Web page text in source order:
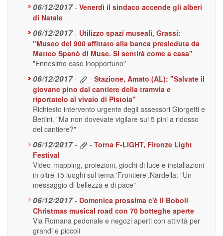
06/12/2017 - Venerdì il sindaco accende gli alberi
di Natale
06/12/2017 - Utilizzo spazi museali, Grassi:
"Museo del 900 affittato alla banca presieduta da
Matteo Spanò di Muse. Si sentirà come a casa"
"Ennesimo caso inopportuno"
06/12/2017 - - Stazione, Amato (AL): "Salvate il
giovane pino dal cantiere della tramvia e
riportatelo al vivaio di Pistoia"
Richiesto intervento urgente degli assessori Giorgetti e
Bettini. "Ma non dovevate vigilare sui 5 pini a ridosso
del cantiere?"
06/12/2017 - - Torna F-LIGHT, Firenze Light
Festival
Video-mapping, proiezioni, giochi di luce e installazioni
in oltre 15 luoghi sul tema 'Frontiere'.Nardella: "Un
messaggio di bellezza e di pace"
06/12/2017 - Domenica prossima c'è il Boboli
Christmas musical road con 70 botteghe aperte
Via Romana pedonale e negozi aperti con attività per
grandi e piccoli